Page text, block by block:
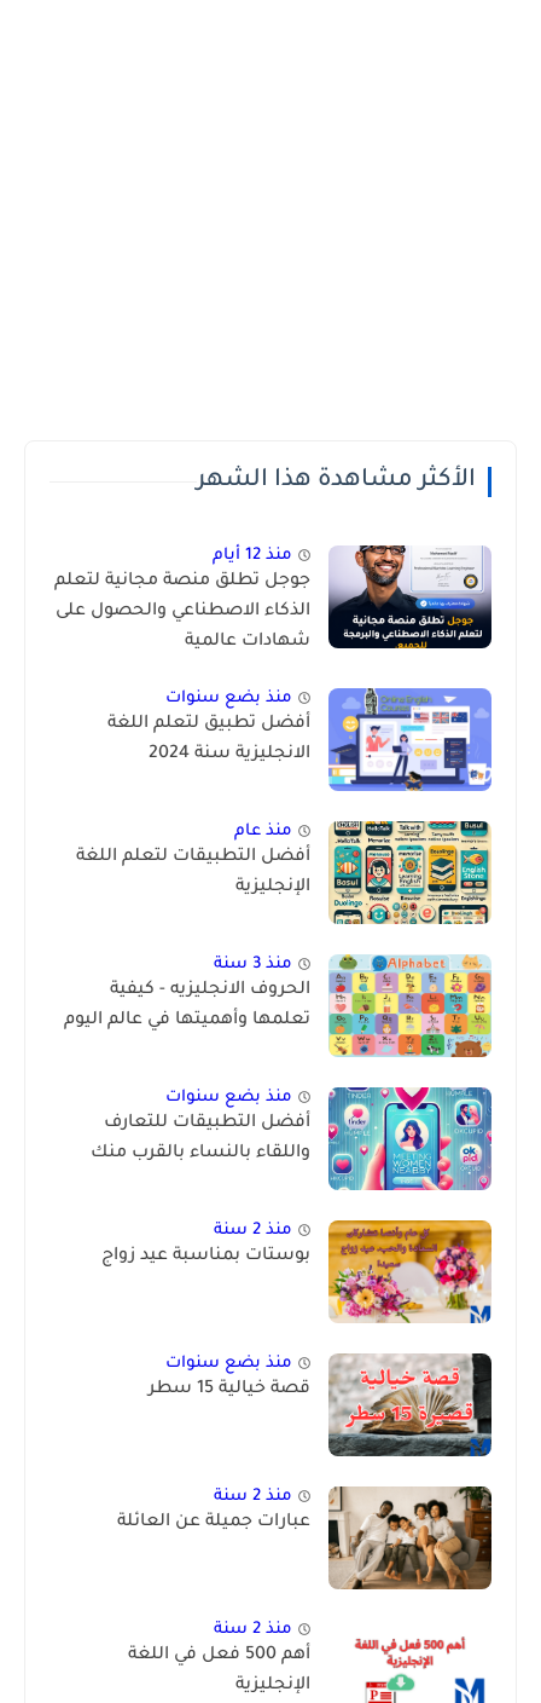
الأكثر مشاهدة هذا الشهر
منذ 12 أيام
جوجل تطلق منصة مجانية لتعلم
الذكاء الاصطناعي والحصول على
شهادات عالمية
منذ بضع سنوات
أفضل تطبيق لتعلم اللغة
الانجليزية سنة 2024
منذ عام
أفضل التطبيقات لتعلم اللغة
الإنجليزية
منذ 3 سنة
الحروف الانجليزيه - كيفية
تعلمها وأهميتها في عالم اليوم
منذ بضع سنوات
أفضل التطبيقات للتعارف
واللقاء بالنساء بالقرب منك
منذ 2 سنة
بوستات بمناسبة عيد زواج
منذ بضع سنوات
قصة خيالية 15 سطر
منذ 2 سنة
عبارات جميلة عن العائلة
منذ 2 سنة
أهم 500 فعل في اللغة
الإنجليزية